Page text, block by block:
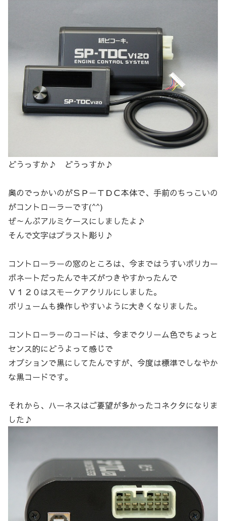
どうっすか♪ どうっすか♪
奥のでっかいのがＳＰ－ＴＤＣ本体で、手前のちっこいの
がコントローラーです(^^)
ぜ～んぶアルミケースにしましたよ♪
そんで文字はブラスト彫り♪
コントローラーの窓のところは、今まではうすいポリカー
ボネートだったんでキズがつきやすかったんで
Ｖ１２０はスモークアクリルにしました。
ボリュームも操作しやすいように大きくなりました。
コントローラーのコードは、今までクリーム色でちょっと
センス的にどうよって感じで
オプションで黒にしてたんですが、今度は標準でしなやか
な黒コードです。
それから、ハーネスはご要望が多かったコネクタになりま
した♪